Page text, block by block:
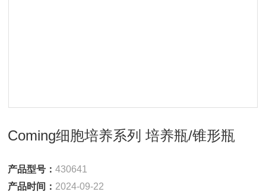
Coming细胞培养系列 培养瓶/锥形瓶
产品型号：430641
产品时间： 2024-09-22